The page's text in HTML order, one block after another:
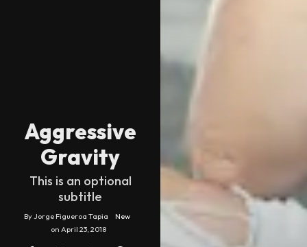
Aggressive
Gravity
This is an optional
subtitle
By Jorge Figueroa Tapia
New
onApril 23, 2018